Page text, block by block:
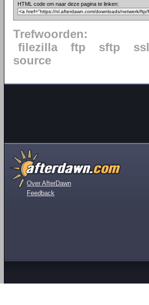
HTML code om naar deze pagina te linken:
Trefwoorden:
filezilla
ftp sftp ssl
source
Over AfterDawn
Feedback